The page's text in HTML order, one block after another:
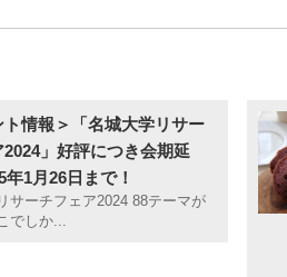
ト情報＞「名城大学リサー
」好評につき会期延
年1月26日まで！
サーチフェア2024 88テーマが
でしか...